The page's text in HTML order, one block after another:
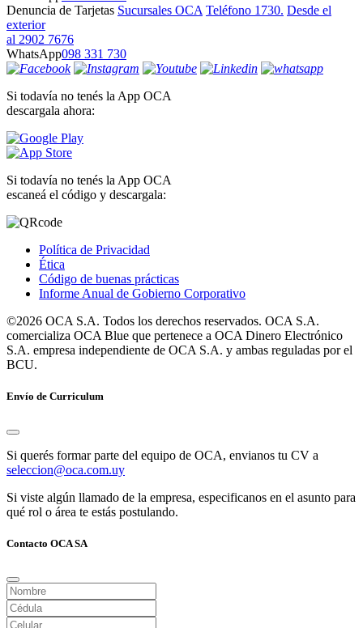
Denuncia de Tarjetas Sucursales OCA Teléfono 1730. Desde el
exterior
al 2902 7676
WhatsApp098 331 730
Si todavía no tenés la App OCA
descargala ahora:
Si todavía no tenés la App OCA
escaneá el código y descargala:
Política de Privacidad
Ética
Código de buenas prácticas
Informe Anual de Gobierno Corporativo
©2026 OCA S.A. Todos los derechos reservados. OCA S.A.
comercializa OCA Blue que pertenece a OCA Dinero Electrónico
S.A. empresa independiente de OCA S.A. y ambas reguladas por el
BCU.
Envío de Curriculum
Si querés formar parte del equipo de OCA, envianos tu CV a
seleccion@oca.com.uy
Si viste algún llamado de la empresa, especificanos en el asunto para
qué rol o área te estás postulando.
Contacto OCA SA